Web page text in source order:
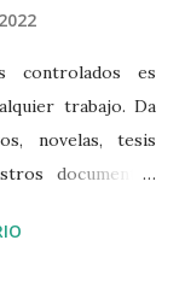
controlados es
trabajo. Da
novelas, tesis
documentos
avanzar en la
esta labor es